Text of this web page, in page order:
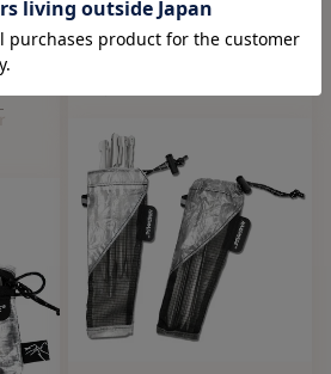
ド）DCF Can Beer Pouch
HARD MADE